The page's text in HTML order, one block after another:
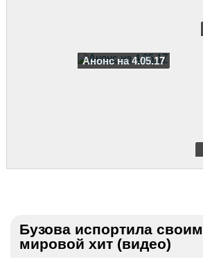
Анонс на 4.05.17
Бузова испортила
мировой хит (видео)